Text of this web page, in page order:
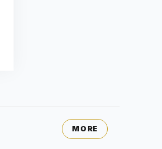
MORE